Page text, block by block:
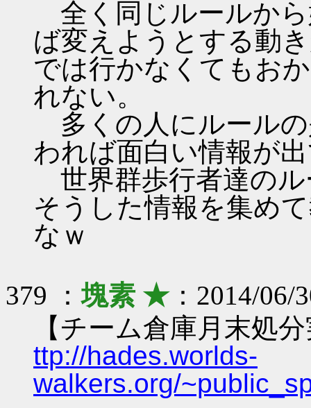
全く同じルールか
ば変えようとする動
では行かなくてもお
れない。
多くの人にルール
われば面白い情報が
世界群歩行者達の
そうした情報を集め
なｗ
379 ：塊素 ★：2014/06/
【チーム倉庫月末処
ttp://hades.worlds-
walkers.org/